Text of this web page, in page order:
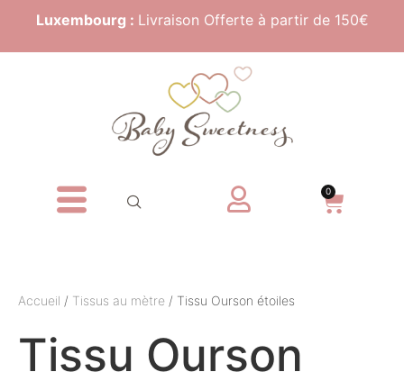
Luxembourg : Livraison Offerte à partir de 150€
0
Accueil / Tissus au mètre / Tissu Ourson étoiles
Tissu Ourson